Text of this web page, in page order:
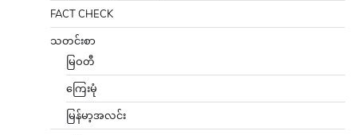
FACT CHECK
သတင်းစာ
မြဝတီ
ကြေးမုံ
မြန်မာ့အလင်း